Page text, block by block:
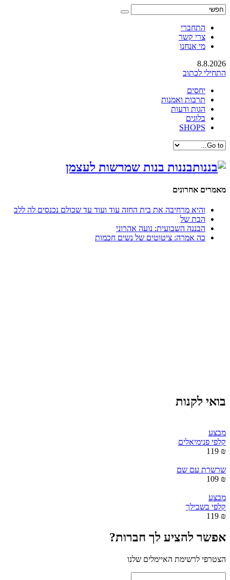
התחברי
צרי קשר
מי אנחנו
8.8.2026
התחילי לכתוב
יחסים
תרבות ואמנות
הגות ודעות
בלוגים
SHOPS
בננות בנות שמרשות לעצמן
מאמרים אחרונים
והיא מרחיבה את בית החזה עוד ועוד עד שכולם נכנסים לה ללב
הבת של
הבננה השבועית: נועה אהרוני
כה אמרה: ציטוטים של נשים חכמות
בואי לקנות
מבצע
קלפי פנימיאלים
₪ 119
שרשרת עם שם
₪ 109
מבצע
קלפי בשבילך
₪ 119
אפשר להציע לך חברות?
הצטרפי לרשימת האיימלים שלנו